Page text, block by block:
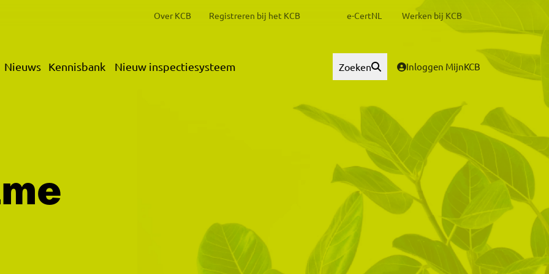
Over KCB Registreren bij het KCB e-CertNL Werken bij KCB
Nieuws Kennisbank Nieuw inspectiesysteem Zoeken Inloggen MijnKCB